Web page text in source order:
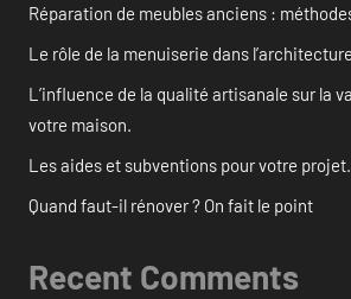
Réparation de meubles anciens :
Le rôle de la menuiserie dans
L’influence de la qualité artisanale sur la
votre maison.
Les aides et subventions pour votre projet.
Quand faut-il rénover ? On fait le point
Recent Comments